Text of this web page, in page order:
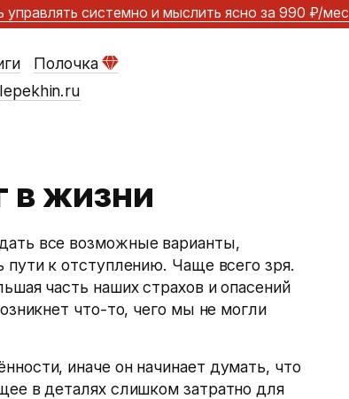
управлять системно и мыслить ясно за 990 ₽/мес
Полочка
жизни
все возможные варианты,
пути к отступлению. Чаще всего зря.
часть наших страхов и опасений
что-то, чего мы не могли
иначе он начинает думать, что
в деталях слишком затратно для